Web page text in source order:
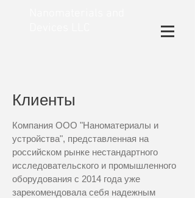
Клиенты
Компания ООО "Наноматериалы и
устройства", представленная на
российском рынке нестандартного
исследовательского и промышленного
оборудования с 2014 года уже
зарекомендовала себя надежным